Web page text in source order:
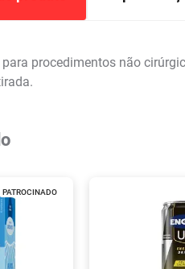
procedimentos não
PATROCINADO